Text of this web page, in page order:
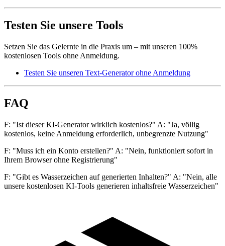
Testen Sie unsere Tools
Setzen Sie das Gelernte in die Praxis um – mit unseren 100%
kostenlosen Tools ohne Anmeldung.
Testen Sie unseren Text-Generator ohne Anmeldung
FAQ
F: "Ist dieser KI-Generator wirklich kostenlos?" A: "Ja, völlig
kostenlos, keine Anmeldung erforderlich, unbegrenzte Nutzung"
F: "Muss ich ein Konto erstellen?" A: "Nein, funktioniert sofort in
Ihrem Browser ohne Registrierung"
F: "Gibt es Wasserzeichen auf generierten Inhalten?" A: "Nein, alle
unsere kostenlosen KI-Tools generieren inhaltsfreie Wasserzeichen"